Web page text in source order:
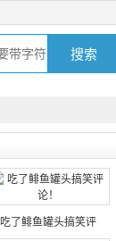
吃了鲱鱼罐头搞笑评